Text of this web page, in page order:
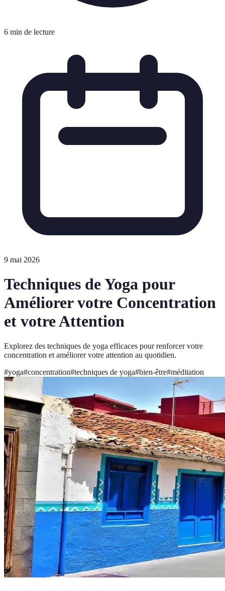
6 min de lecture
9 mai 2026
Techniques de Yoga pour
Améliorer votre Concentration
et votre Attention
Explorez des techniques de yoga efficaces pour renforcer votre
concentration et améliorer votre attention au quotidien.
#yoga#concentration#techniques de yoga#bien-être#méditation